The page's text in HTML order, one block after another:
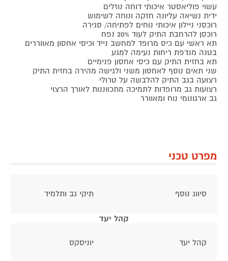
עשוי פוליאסטר איכותי דוחה נוזלים
ידית נשיאה עליונה חזקה ונוחה לשימוש
רוכסני ניילון איכותי נוחים לפתיחה/ סגירה
רוכסן להרחבת התיק לעוד 20% נפח
תא ראשי עם כיס מרופד למחשב נייד וכיסי אחסון מאווררים
בטנה מנדפת ריחות נעימה למגע
תא בחזית התיק עם כיסי אחסון פנימיים
שני תאים נוסף לאחסון משני ולגישה מהירה בחזית התיק
רצועה בגב התיק להלבשה על טרולי
רצועות גב מרופדות לתמיכה מתכווננות לאורך הרצוי
גב ארגונומי נוח ומאוורר
מפרט טכני
סיווג נוסף תיקי גב ותלמיד
קהל יעד
קהל יעד יוניסקס